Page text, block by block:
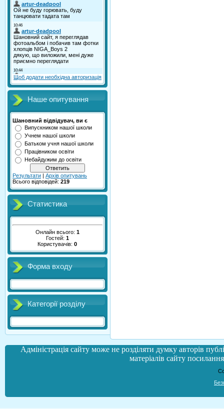
Щоб додати необхідна авторизація
Наше опитування
Шановний відвідувач, ви є
Випускником нашої школи
Учнем нашої школи
Батьком учня нашої школи
Працівником освіти
Небайдужим до освіти
Результати | Архів опитувань
Всього відповідей: 219
Статистика
Онлайн всього: 1
Гостей: 1
Користувачів:0
Форма входу
Категорії розділу
Адміністрація сайту може не розділяти думку авторів
матеріалів сайту